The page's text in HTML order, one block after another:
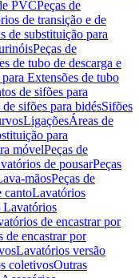
PVCPeças de
de transição e de
de substituição para
Peças de
de tubo de descarga e
Extensões de tubo
de sifões para
sifões para bidésSifões
LigaçõesÁreas de
para
móvelPeças de
de pousarPeças
mãosPeças de
cantoLavatórios
Lavatórios
de encastrar por
de encastrar por
Lavatórios versão
coletivosOutras